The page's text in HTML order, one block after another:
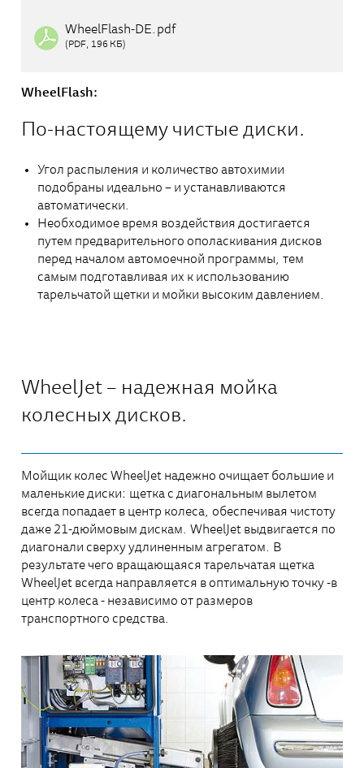
WheelFlash-DE.pdf
(PDF, 196 КБ)
WheelFlash:
По-настоящему чистые диски.
Угол распыления и количество автохимии
подобраны идеально – и устанавливаются
автоматически.
Необходимое время воздействия достигается
путем предварительного ополаскивания дисков
перед началом автомоечной программы, тем
самым подготавливая их к использованию
тарельчатой щетки и мойки высоким давлением.
WheelJet – надежная мойка
колесных дисков.
Мойщик колес WheelJet надежно очищает большие и
маленькие диски: щетка с диагональным вылетом
всегда попадает в центр колеса, обеспечивая чистоту
даже 21-дюймовым дискам. WheelJet выдвигается по
диагонали сверху удлиненным агрегатом. В
результате чего вращающаяся тарельчатая щетка
WheelJet всегда направляется в оптимальную точку -в
центр колеса - независимо от размеров
транспортного средства.